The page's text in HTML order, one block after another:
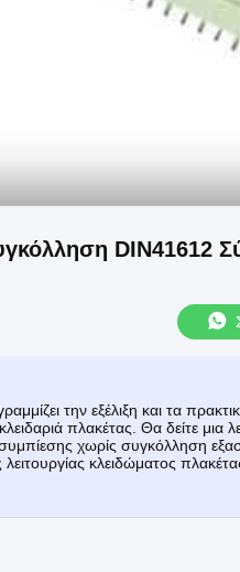
DIN41612
την εξέλιξη και τα
πλακέτας. Θα δείτε μια
χωρίς συγκόλληση
κλειδώματος